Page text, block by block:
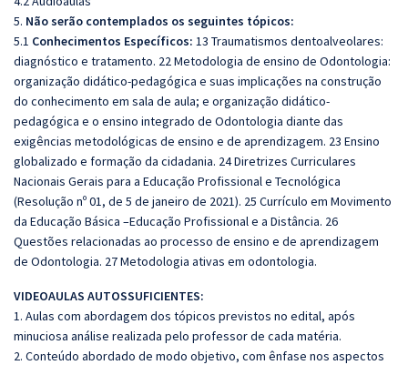
5. Não serão contemplados os seguintes tópicos:
5.1 Conhecimentos Específicos: 13 Traumatismos dentoalveolares:
diagnóstico e tratamento. 22 Metodologia de ensino de Odontologia:
organização didático-pedagógica e suas implicações na construção
do conhecimento em sala de aula; e organização didático-
pedagógica e o ensino integrado de Odontologia diante das
exigências metodológicas de ensino e de aprendizagem. 23 Ensino
globalizado e formação da cidadania. 24 Diretrizes Curriculares
Nacionais Gerais para a Educação Profissional e Tecnológica
(Resolução nº 01, de 5 de janeiro de 2021). 25 Currículo em Movimento
da Educação Básica –Educação Profissional e a Distância. 26
Questões relacionadas ao processo de ensino e de aprendizagem
de Odontologia. 27 Metodologia ativas em odontologia.
VIDEOAULAS AUTOSSUFICIENTES:
1. Aulas com abordagem dos tópicos previstos no edital, após
minuciosa análise realizada pelo professor de cada matéria.
2. Conteúdo abordado de modo objetivo, com ênfase nos aspectos